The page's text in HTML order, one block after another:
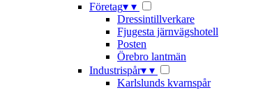
Företag▾ ▾
Dressintillverkare
Fjugesta järnvägshotell
Posten
Örebro lantmän
Industrispår▾ ▾
Karlslunds kvarnspår